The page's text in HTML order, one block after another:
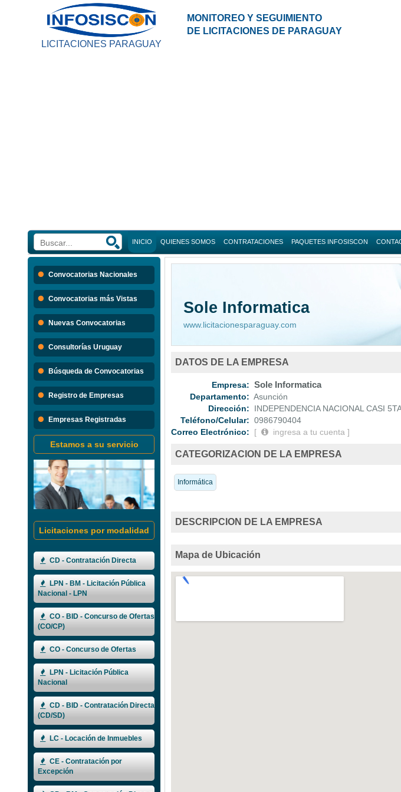
LICITACIONES PARAGUAY
MONITOREO Y SEGUIMIENTO
DE LICITACIONES DE PARAGUAY
INICIO QUIENES SOMOS CONTRATACIONES
Búsqueda
Consultorias Uruguay
PAQUETES INFOSISCON
Convocatorias Nacionales
Convocatorias más Vistas
Nuevas Convocatorias
Consultorías Uruguay
Búsqueda de Convocatorias
Registro de Empresas
Empresas Registradas
Estamos a su servicio
Licitaciones por modalidad
CD - Contratación Directa
LPN - BM - Licitación Pública
Nacional - LPN
CO - BID - Concurso de Ofertas
(CO/CP)
CO - Concurso de Ofertas
LPN - Licitación Pública
Nacional
CD - BID - Contratación Directa
(CD/SD)
LC - Locación de Inmuebles
CE - Contratación por
Excepción
Sole Informatica
www.licitacionesparaguay.com
DATOS DE LA EMPRESA
Empresa: Sole Informatica
Departamento: Asunción
Dirección: INDEPENDENCIA NACIONAL CASI
Teléfono/Celular: 0986790404
Correo Electrónico:
[ ingresa a tu cuenta ]
CATEGORIZACION DE LA EMPRESA
Informática
DESCRIPCION DE LA EMPRESA
Mapa de Ubicación